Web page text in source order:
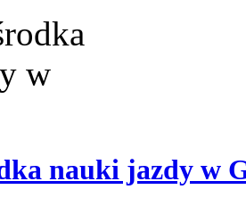
nauki jazdy w